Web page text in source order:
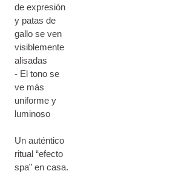
de expresión
y patas de
gallo se ven
visiblemente
alisadas
- El tono se
ve más
uniforme y
luminoso
Un auténtico
ritual “efecto
spa” en casa.